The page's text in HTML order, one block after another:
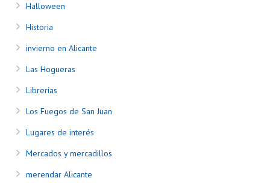
Halloween
Historia
invierno en Alicante
Las Hogueras
Librerías
Los Fuegos de San Juan
Lugares de interés
Mercados y mercadillos
merendar Alicante